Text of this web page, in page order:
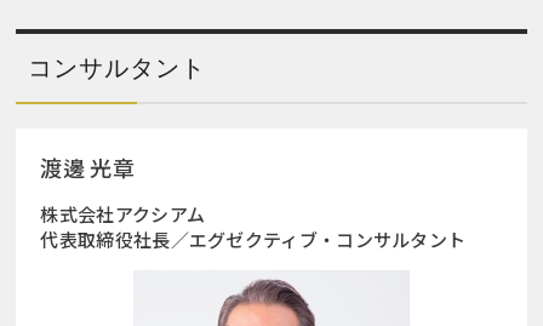
コンサルタント
渡邊 光章
株式会社アクシアム
代表取締役社長／エグゼクティブ・コンサルタント